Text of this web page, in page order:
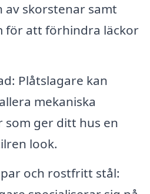
av skorstenar samt
för att förhindra läckor
Plåtslagare kan
mekaniska
som ger ditt hus en
look.
och rostfritt stål: